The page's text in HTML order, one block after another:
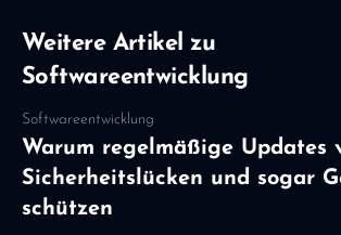
Weitere Artikel zu
Softwareentwicklung
Softwareentwicklung
Warum regelmäßige Updates
Sicherheitslücken und sogar
schützen